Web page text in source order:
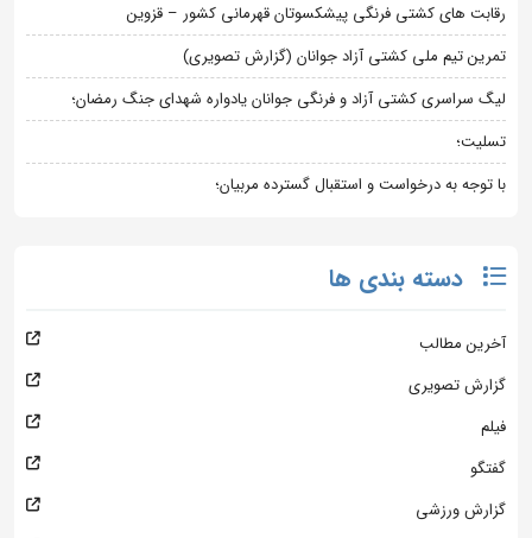
رقابت های کشتی فرنگی پیشکسوتان قهرمانی کشور – قزوین
تمرین تیم ملی کشتی آزاد جوانان (گزارش تصویری)
لیگ سراسری کشتی آزاد و فرنگی جوانان یادواره شهدای جنگ رمضان؛
تسلیت؛
با توجه به درخواست و استقبال گسترده مربیان؛
دسته بندی ها
آخرین مطالب
گزارش تصویری
فیلم
گفتگو
گزارش ورزشی